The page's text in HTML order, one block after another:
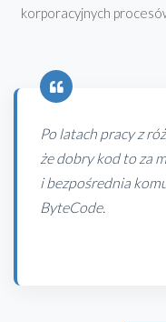
korporacyjnych
Po latach pracy z
że dobry kod to za
i bezpośrednia
ByteCode.